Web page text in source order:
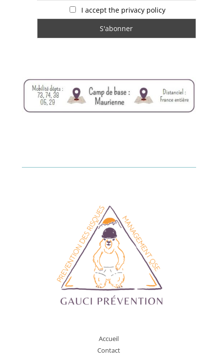
I accept the privacy policy
Accueil
Contact